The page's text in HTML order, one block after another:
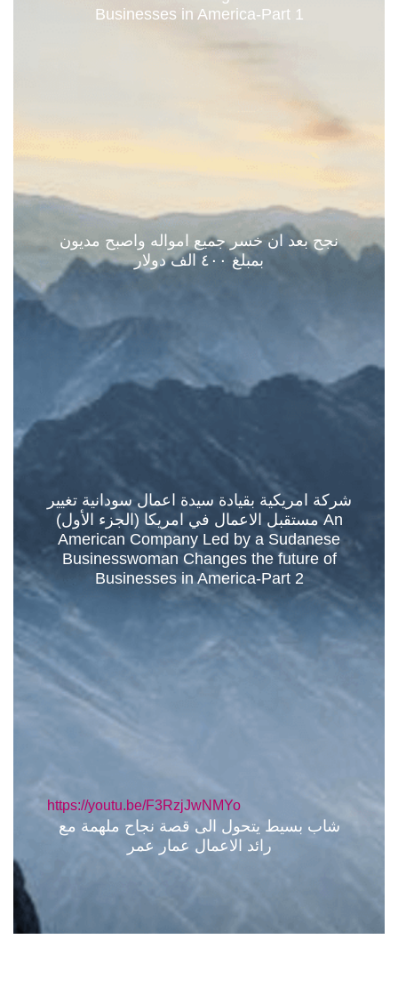
Businesses in America-Part 1
نجح بعد ان خسر جميع امواله واصبح مديون
بمبلغ ٤٠٠ الف دولار
شركة امريكية بقيادة سيدة اعمال سودانية تغيير
مستقبل الاعمال في امريكا (الجزء الأول) An
American Company Led by a Sudanese
Businesswoman Changes the future of
Businesses in America-Part 2
https://youtu.be/F3RzjJwNMYo
شاب بسيط يتحول الى قصة نجاح ملهمة مع
رائد الاعمال عمار عمر